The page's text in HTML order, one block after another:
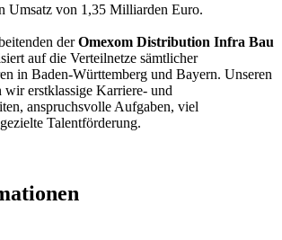
Umsatz von 1,35 Milliarden Euro.
derOmexom Distribution Infra Bau
auf die Verteilnetze sämtlicher
in Baden-Württemberg und Bayern. Unseren
wir erstklassige Karriere- und
anspruchsvolle Aufgaben, viel
Talentförderung.